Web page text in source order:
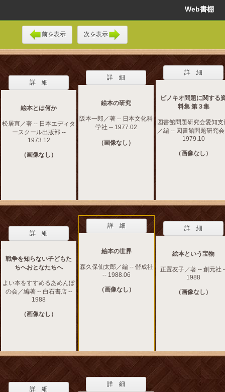
Web書棚
前を表示 次を表示
詳 細
絵本とは何か
松居直／著 -- 日本エディタ
ースクール出版部 --
1973.12
（画像なし）
詳 細
絵本の研究
阪本一郎／著 -- 日本文化科
学社 -- 1977.02
（画像なし）
詳 細
ピノキオ問題に関する
料集 第３集
図書館問題研究会愛知支
／編 -- 図書館問題研究
1979.10
（画像なし）
詳 細
戦争を知らない子どもた
ちへおとなたちへ
よい本をすすめるあめんぼ
の会／編著 -- 白石書店 --
1988
（画像なし）
詳 細
絵本の世界
森久保仙太郎／編 -- 偕成社
-- 1988.06
（画像なし）
詳 細
絵本という宝物
正置友子／著 -- 創元社
1988
（画像なし）
詳 細
詳 細